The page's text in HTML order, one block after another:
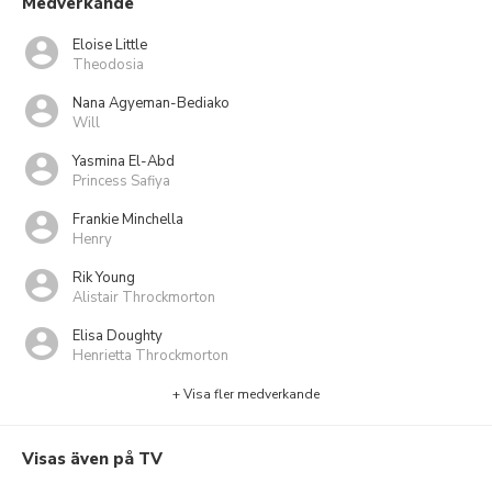
Eloise Little
Theodosia
Nana Agyeman-Bediako
Will
Yasmina El-Abd
Princess Safiya
Frankie Minchella
Henry
Rik Young
Alistair Throckmorton
Elisa Doughty
Henrietta Throckmorton
+ Visa fler medverkande
Visas även på TV